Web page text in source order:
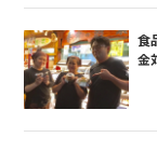
食
金